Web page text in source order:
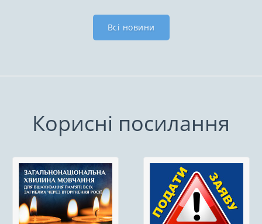
Всі новини
Корисні посилання